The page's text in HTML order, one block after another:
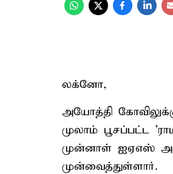
லக்னோ,
அயோத்தி
முலாம் பூசப்பட்ட
முன்னாள் ஐஏஎஸ்
முன்வைத்துள்ளார்.